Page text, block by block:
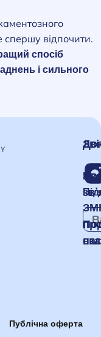
спершу відпочити.
спосіб
і сильного
ЗМІ
нас
Публічна оферта